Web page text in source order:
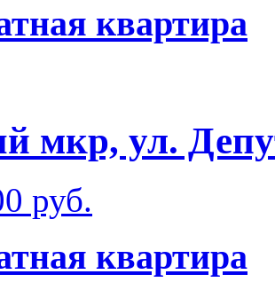
квартира
ул.
руб.
квартира